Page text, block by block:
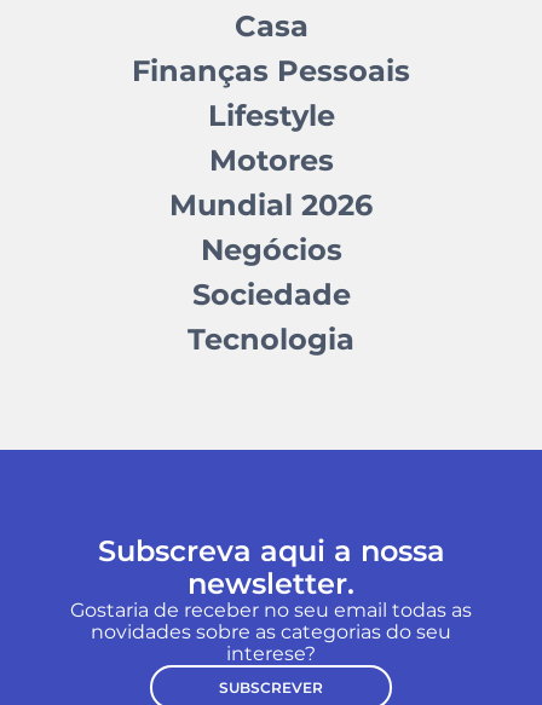
Casa
Finanças Pessoais
Lifestyle
Motores
Mundial 2026
Negócios
Sociedade
Tecnologia
Subscreva aqui a nossa
newsletter.
Gostaria de receber no seu email todas as
novidades sobre as categorias do seu
interese?
SUBSCREVER